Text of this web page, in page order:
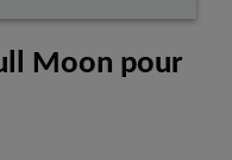
Moon pour